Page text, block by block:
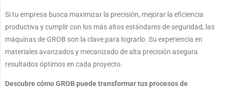
Si tu empresa busca maximizar la precisión, mejorar la eficiencia
productiva y cumplir con los más altos estándares de seguridad, las
máquinas de GROB son la clave para lograrlo. Su experiencia en
materiales avanzados y mecanizado de alta precisión asegura
resultados óptimos en cada proyecto.
Descubre cómo GROB puede transformar tus procesos de